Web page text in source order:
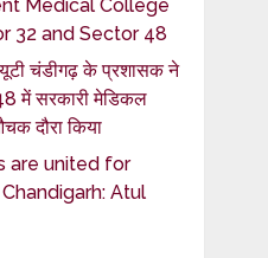
Medical College
32 and Sector 48
चंडीगढ़ के प्रशासक ने
में सरकारी मेडिकल
दौरा किया
are united for
Atul